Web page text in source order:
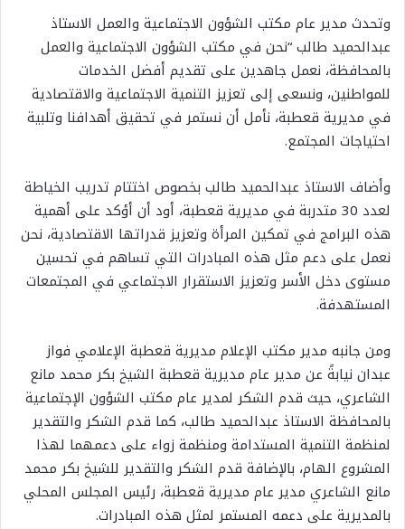
وتحدث مدير عام مكتب الشؤون الاجتماعية والعمل الاستاذ
عبدالحميد طالب “نحن في مكتب الشؤون الاجتماعية والعمل
بالمحافظة، نعمل جاهدين على تقديم أفضل الخدمات
للمواطنين، ونسعى إلى تعزيز التنمية الاجتماعية والاقتصادية
في مديرية قعطبة، نأمل أن نستمر في تحقيق أهدافنا وتلبية
احتياجات المجتمع.
وأضاف الاستاذ عبدالحميد طالب بخصوص اختتام تدريب الخياطة
لعدد 30 متدربة في مديرية قعطبة، أود أن أؤكد على أهمية
هذه البرامج في تمكين المرأة وتعزيز قدراتها الاقتصادية، نحن
نعمل على دعم مثل هذه المبادرات التي تساهم في تحسين
مستوى دخل الأسر وتعزيز الاستقرار الاجتماعي في المجتمعات
المستهدفة.
ومن جانبه مدير مكتب الإعلام مديرية قعطبة الإعلامي فواز
عبدان نيابةً عن مدير عام مديرية قعطبة الشيخ بكر محمد مانع
الشاعري، حيث قدم الشكر لمدير عام مكتب الشؤون الإجتماعية
بالمحافظة الاستاذ عبدالحميد طالب، كما قدم الشكر والتقدير
لمنظمة التنمية المستدامة ومنظمة زواء على دعمهما لهذا
المشروع الهام، بالإضافة قدم الشكر والتقدير للشيخ بكر محمد
مانع الشاعري مدير عام مديرية قعطبة، رئيس المجلس المحلي
بالمديرية على دعمه المستمر لمثل هذه المبادرات.